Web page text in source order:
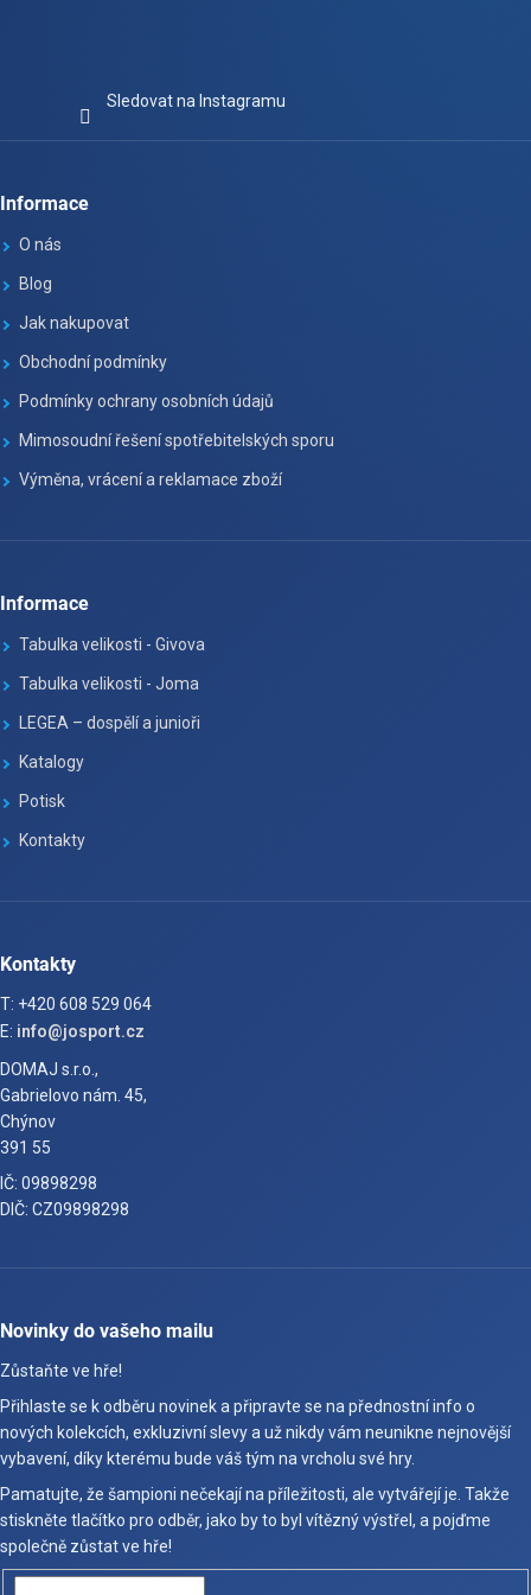
Sledovat na Instagramu
Informace
O nás
Blog
Jak nakupovat
Obchodní podmínky
Podmínky ochrany osobních údajů
Mimosoudní řešení spotřebitelských sporu
Výměna, vrácení a reklamace zboží
Informace
Tabulka velikosti - Givova
Tabulka velikosti - Joma
LEGEA – dospělí a junioři
Katalogy
Potisk
Kontakty
Kontakty
T: +420 608 529 064
E: info@josport.cz
DOMAJ s.r.o.,
Gabrielovo nám. 45,
Chýnov
391 55
IČ: 09898298
DIČ: CZ09898298
Novinky do vašeho mailu
Zůstaňte ve hře!
Přihlaste se k odběru novinek a připravte se na přednostní info o
nových kolekcích, exkluzivní slevy a už nikdy vám neunikne nejnovější
vybavení, díky kterému bude váš tým na vrcholu své hry.
Pamatujte, že šampioni nečekají na příležitosti, ale vytvářejí je. Takže
stiskněte tlačítko pro odběr, jako by to byl vítězný výstřel, a pojďme
společně zůstat ve hře!